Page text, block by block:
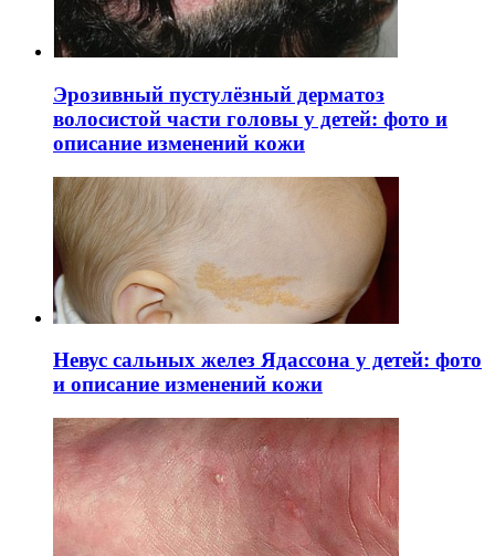
Эрозивный пустулёзный дерматоз
волосистой части головы у детей: фото и
описание изменений кожи
Невус сальных желез Ядассона у детей: фото
и описание изменений кожи